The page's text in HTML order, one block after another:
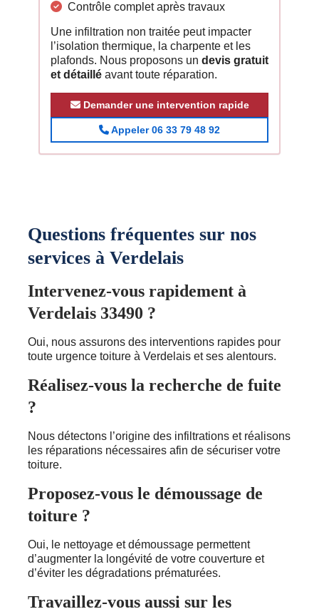
Contrôle complet après travaux
Une infiltration non traitée peut impacter
l’isolation thermique, la charpente et les
plafonds. Nous proposons un devis gratuit
et détaillé avant toute réparation.
Demander une intervention rapide
Appeler 06 33 79 48 92
Questions fréquentes sur nos
services à Verdelais
Intervenez-vous rapidement à
Verdelais 33490 ?
Oui, nous assurons des interventions rapides pour
toute urgence toiture à Verdelais et ses alentours.
Réalisez-vous la recherche de fuite
?
Nous détectons l’origine des infiltrations et réalisons
les réparations nécessaires afin de sécuriser votre
toiture.
Proposez-vous le démoussage de
toiture ?
Oui, le nettoyage et démoussage permettent
d’augmenter la longévité de votre couverture et
d’éviter les dégradations prématurées.
Travaillez-vous aussi sur les